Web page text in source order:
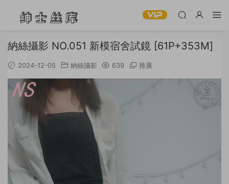
納絲攝影 NO.051 新模宿舍試鏡 [61P+353M]
2024-12-05 納絲攝影 639 推廣